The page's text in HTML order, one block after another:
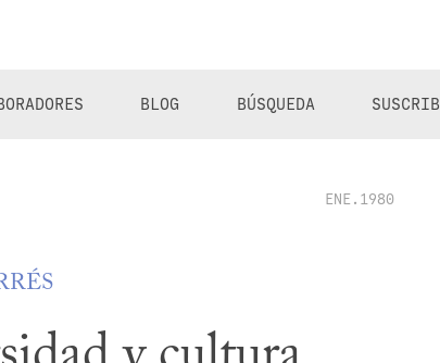
BLOG BÚSQUEDA
ENE.1980